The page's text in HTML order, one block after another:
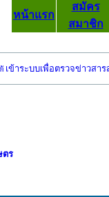
หน้าแรก
สมัคร
สมาชิก
เข้าระบบเพื่อตรวจข่าวสา
ตร